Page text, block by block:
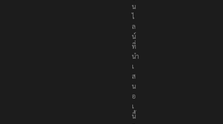
น
ไ
ล
น์
ที่
นำ
เ
ส
น
อ
เ
นื้